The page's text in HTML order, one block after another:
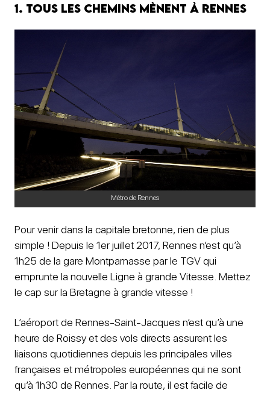
1. Tous les chemins mènent à Rennes
Métro de Rennes
Pour venir dans la capitale bretonne, rien de plus
simple ! Depuis le 1er juillet 2017, Rennes n’est qu’à
1h25 de la gare Montparnasse par le TGV qui
emprunte la nouvelle Ligne à grande Vitesse. Mettez
le cap sur la Bretagne à grande vitesse !
L’aéroport de Rennes-Saint-Jacques n’est qu’à une
heure de Roissy et des vols directs assurent les
liaisons quotidiennes depuis les principales villes
françaises et métropoles européennes qui ne sont
qu’à 1h30 de Rennes. Par la route, il est facile de